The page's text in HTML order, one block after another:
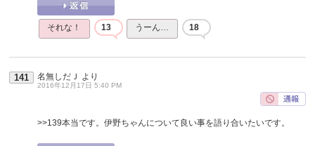
それな！ 13 うーん… 18
141 名無しだＪ より
2016年12月17日 5:40 PM
>>139本当です。伊野ちゃんについて良い事を語り合いたいです。